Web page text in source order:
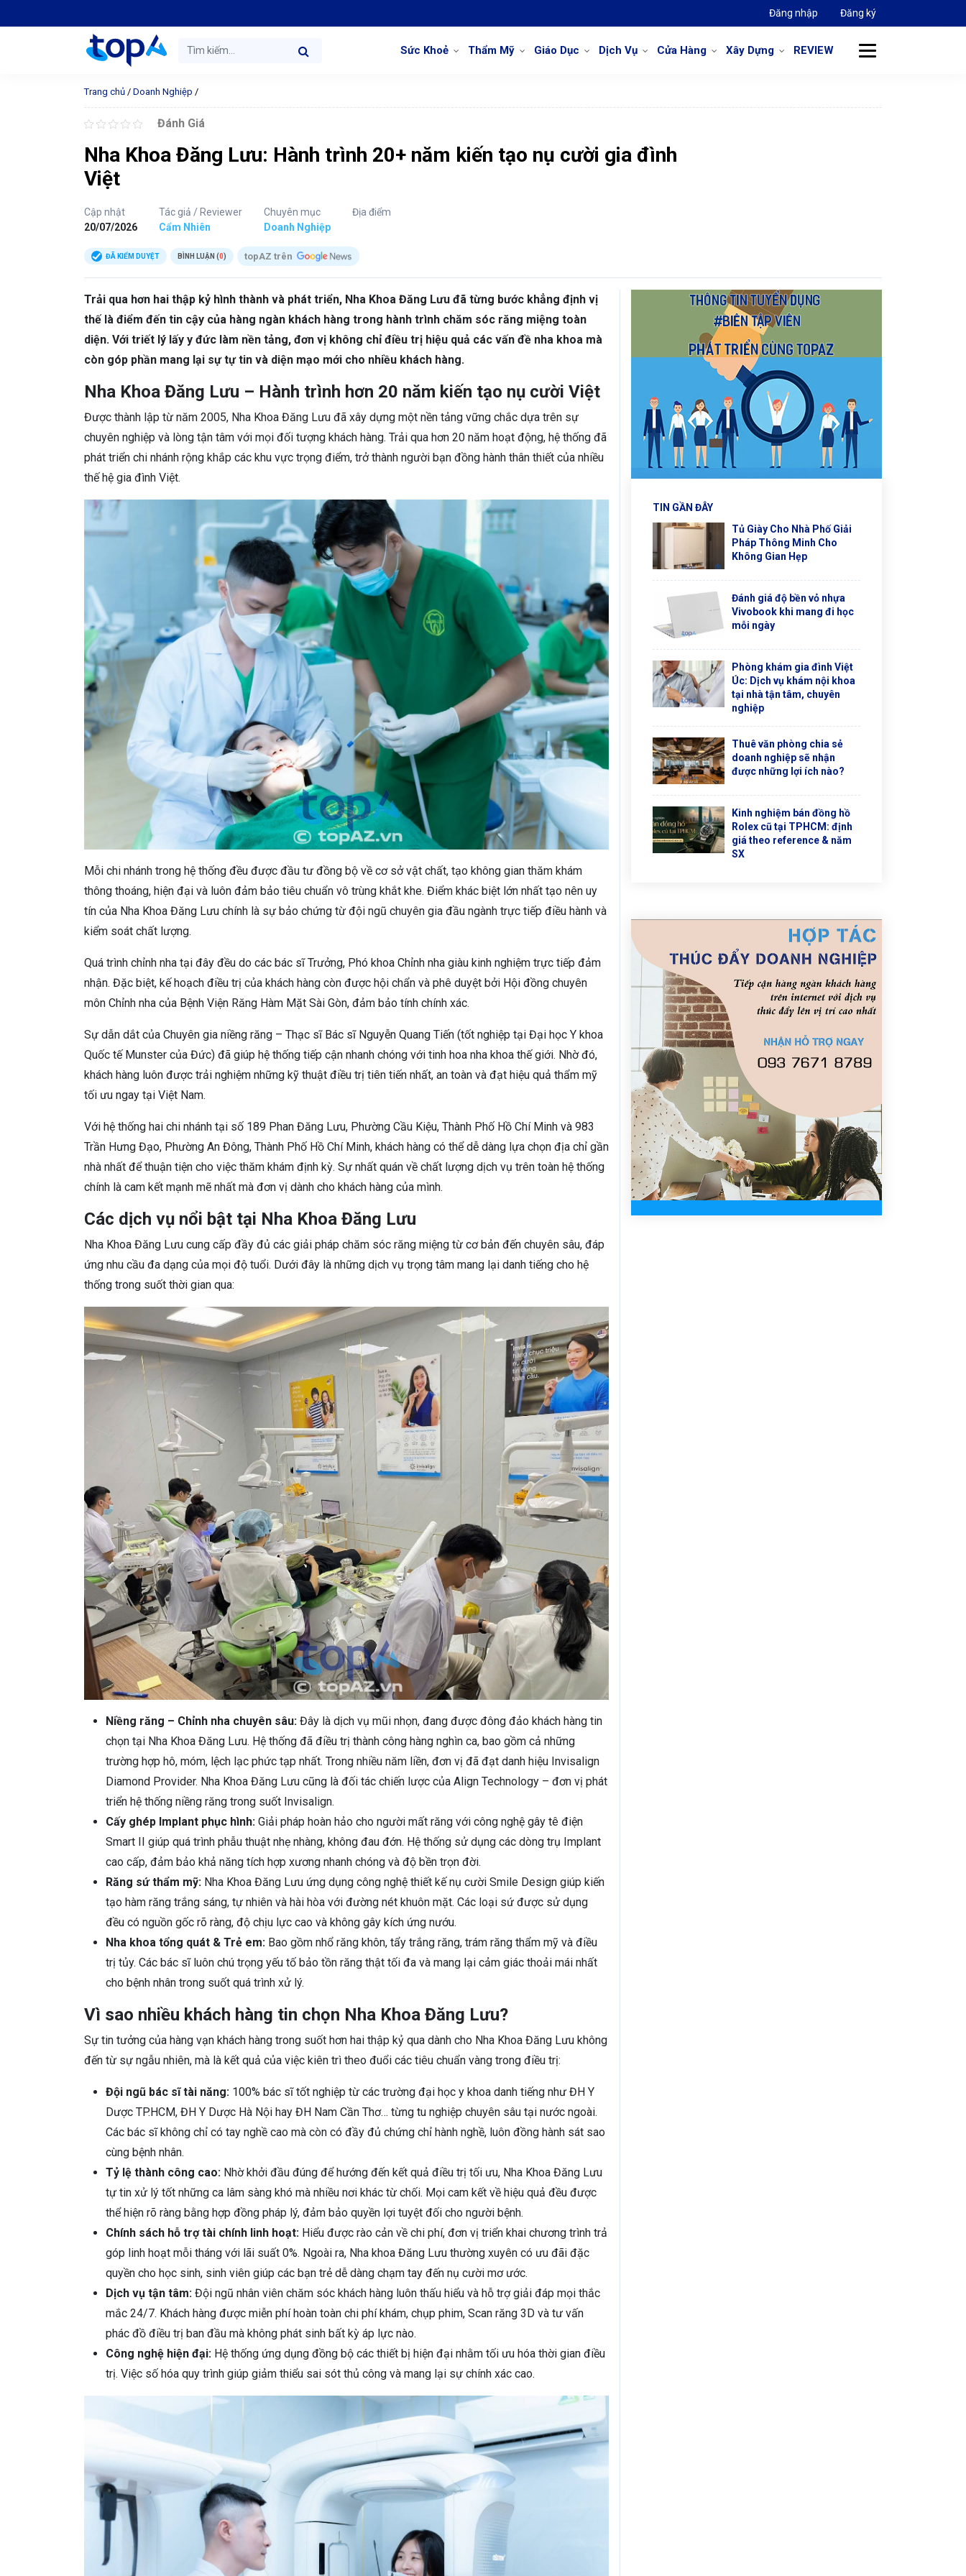
Đăng nhập Đăng ký
Sức Khoẻ Thẩm Mỹ Giáo Dục Dịch Vụ Cửa Hàng Xây Dựng REVIEW
Trang chủ / Doanh Nghiệp /
Đánh Giá
Nha Khoa Đăng Lưu: Hành trình 20+ năm kiến tạo nụ cười gia đình
Việt
Cập nhật
20/07/2026
Tác giả / Reviewer
Cẩm Nhiên
Chuyên mục
Doanh Nghiệp
Địa điểm
ĐÃ KIỂM DUYỆT BÌNH LUẬN (0) topAZ trên
Trải qua hơn hai thập kỷ hình thành và phát triển, Nha Khoa Đăng Lưu đã từng bước khẳng định vị
thế là điểm đến tin cậy của hàng ngàn khách hàng trong hành trình chăm sóc răng miệng toàn
diện. Với triết lý lấy y đức làm nền tảng, đơn vị không chỉ điều trị hiệu quả các vấn đề nha khoa mà
còn góp phần mang lại sự tự tin và diện mạo mới cho nhiều khách hàng.
Nha Khoa Đăng Lưu – Hành trình hơn 20 năm kiến tạo nụ cười Việt
Được thành lập từ năm 2005, Nha Khoa Đăng Lưu đã xây dựng một nền tảng vững chắc dựa trên sự
chuyên nghiệp và lòng tận tâm với mọi đối tượng khách hàng. Trải qua hơn 20 năm hoạt động, hệ thống đã
phát triển chi nhánh rộng khắp các khu vực trọng điểm, trở thành người bạn đồng hành thân thiết của nhiều
thế hệ gia đình Việt.
Mỗi chi nhánh trong hệ thống đều được đầu tư đồng bộ về cơ sở vật chất, tạo không gian thăm khám
thông thoáng, hiện đại và luôn đảm bảo tiêu chuẩn vô trùng khắt khe. Điểm khác biệt lớn nhất tạo nên uy
tín của Nha Khoa Đăng Lưu chính là sự bảo chứng từ đội ngũ chuyên gia đầu ngành trực tiếp điều hành và
kiểm soát chất lượng.
Quá trình chỉnh nha tại đây đều do các bác sĩ Trưởng, Phó khoa Chỉnh nha giàu kinh nghiệm trực tiếp đảm
nhận. Đặc biệt, kế hoạch điều trị của khách hàng còn được hội chẩn và phê duyệt bởi Hội đồng chuyên
môn Chỉnh nha của Bệnh Viện Răng Hàm Mặt Sài Gòn, đảm bảo tính chính xác.
Sự dẫn dắt của Chuyên gia niềng răng – Thạc sĩ Bác sĩ Nguyễn Quang Tiến (tốt nghiệp tại Đại học Y khoa
Quốc tế Munster của Đức) đã giúp hệ thống tiếp cận nhanh chóng với tinh hoa nha khoa thế giới. Nhờ đó,
khách hàng luôn được trải nghiệm những kỹ thuật điều trị tiên tiến nhất, an toàn và đạt hiệu quả thẩm mỹ
tối ưu ngay tại Việt Nam.
Với hệ thống hai chi nhánh tại số 189 Phan Đăng Lưu, Phường Cầu Kiệu, Thành Phố Hồ Chí Minh và 983
Trần Hưng Đạo, Phường An Đông, Thành Phố Hồ Chí Minh, khách hàng có thể dễ dàng lựa chọn địa chỉ gần
nhà nhất để thuận tiện cho việc thăm khám định kỳ. Sự nhất quán về chất lượng dịch vụ trên toàn hệ thống
chính là cam kết mạnh mẽ nhất mà đơn vị dành cho khách hàng của mình.
Các dịch vụ nổi bật tại Nha Khoa Đăng Lưu
Nha Khoa Đăng Lưu cung cấp đầy đủ các giải pháp chăm sóc răng miệng từ cơ bản đến chuyên sâu, đáp
ứng nhu cầu đa dạng của mọi độ tuổi. Dưới đây là những dịch vụ trọng tâm mang lại danh tiếng cho hệ
thống trong suốt thời gian qua:
Niềng răng – Chỉnh nha chuyên sâu: Đây là dịch vụ mũi nhọn, đang được đông đảo khách hàng tin
chọn tại Nha Khoa Đăng Lưu. Hệ thống đã điều trị thành công hàng nghìn ca, bao gồm cả những
trường hợp hô, móm, lệch lạc phức tạp nhất. Trong nhiều năm liền, đơn vị đã đạt danh hiệu Invisalign
Diamond Provider. Nha Khoa Đăng Lưu cũng là đối tác chiến lược của Align Technology – đơn vị phát
triển hệ thống niềng răng trong suốt Invisalign.
Cấy ghép Implant phục hình: Giải pháp hoàn hảo cho người mất răng với công nghệ gây tê điện
Smart II giúp quá trình phẫu thuật nhẹ nhàng, không đau đớn. Hệ thống sử dụng các dòng trụ Implant
cao cấp, đảm bảo khả năng tích hợp xương nhanh chóng và độ bền trọn đời.
Răng sứ thẩm mỹ: Nha Khoa Đăng Lưu ứng dụng công nghệ thiết kế nụ cười Smile Design giúp kiến
tạo hàm răng trắng sáng, tự nhiên và hài hòa với đường nét khuôn mặt. Các loại sứ được sử dụng
đều có nguồn gốc rõ ràng, độ chịu lực cao và không gây kích ứng nướu.
Nha khoa tổng quát & Trẻ em: Bao gồm nhổ răng khôn, tẩy trắng răng, trám răng thẩm mỹ và điều
trị tủy. Các bác sĩ luôn chú trọng yếu tố bảo tồn răng thật tối đa và mang lại cảm giác thoải mái nhất
cho bệnh nhân trong suốt quá trình xử lý.
Vì sao nhiều khách hàng tin chọn Nha Khoa Đăng Lưu?
Sự tin tưởng của hàng vạn khách hàng trong suốt hơn hai thập kỷ qua dành cho Nha Khoa Đăng Lưu không
đến từ sự ngẫu nhiên, mà là kết quả của việc kiên trì theo đuổi các tiêu chuẩn vàng trong điều trị:
Đội ngũ bác sĩ tài năng: 100% bác sĩ tốt nghiệp từ các trường đại học y khoa danh tiếng như ĐH Y
Dược TP.HCM, ĐH Y Dược Hà Nội hay ĐH Nam Cần Thơ… từng tu nghiệp chuyên sâu tại nước ngoài.
Các bác sĩ không chỉ có tay nghề cao mà còn có đầy đủ chứng chỉ hành nghề, luôn đồng hành sát sao
cùng bệnh nhân.
Tỷ lệ thành công cao: Nhờ khởi đầu đúng để hướng đến kết quả điều trị tối ưu, Nha Khoa Đăng Lưu
tự tin xử lý tốt những ca lâm sàng khó mà nhiều nơi khác từ chối. Mọi cam kết về hiệu quả đều được
thể hiện rõ ràng bằng hợp đồng pháp lý, đảm bảo quyền lợi tuyệt đối cho người bệnh.
Chính sách hỗ trợ tài chính linh hoạt: Hiểu được rào cản về chi phí, đơn vị triển khai chương trình trả
góp linh hoạt mỗi tháng với lãi suất 0%. Ngoài ra, Nha khoa Đăng Lưu thường xuyên có ưu đãi đặc
quyền cho học sinh, sinh viên giúp các bạn trẻ dễ dàng chạm tay đến nụ cười mơ ước.
Dịch vụ tận tâm: Đội ngũ nhân viên chăm sóc khách hàng luôn thấu hiểu và hỗ trợ giải đáp mọi thắc
mắc 24/7. Khách hàng được miễn phí hoàn toàn chi phí khám, chụp phim, Scan răng 3D và tư vấn
phác đồ điều trị ban đầu mà không phát sinh bất kỳ áp lực nào.
Công nghệ hiện đại: Hệ thống ứng dụng đồng bộ các thiết bị hiện đại nhằm tối ưu hóa thời gian điều
trị. Việc số hóa quy trình giúp giảm thiểu sai sót thủ công và mang lại sự chính xác cao.
TIN GẦN ĐÂY
Tủ Giày Cho Nhà Phố Giải
Pháp Thông Minh Cho
Không Gian Hẹp
Đánh giá độ bền vỏ nhựa
Vivobook khi mang đi học
mỗi ngày
Phòng khám gia đình Việt
Úc: Dịch vụ khám nội khoa
tại nhà tận tâm, chuyên
nghiệp
Thuê văn phòng chia sẻ
doanh nghiệp sẽ nhận
được những lợi ích nào?
Kinh nghiệm bán đồng hồ
Rolex cũ tại TPHCM: định
giá theo reference & năm
SX